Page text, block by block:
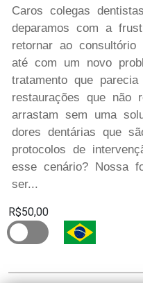
Caros colegas
deparamos com a
retornar ao
até com um novo
tratamento que
restaurações que não
arrastam sem uma
dores dentárias que
protocolos de
esse cenário? Nossa
ser...
R$50,00